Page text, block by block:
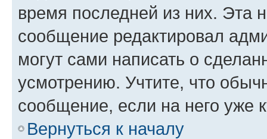
время последней из них. Эта
сообщение редактировал
могут сами написать о
усмотрению. Учтите, что
сообщение, если на него уже
Вернуться к началу